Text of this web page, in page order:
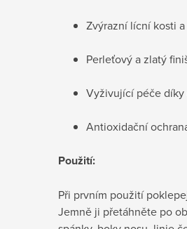
Zvýrazní lícní kosti
Perleťový a zlatý
Vyživující péče díky
Antioxidační
Použití:
Při prvním použití
Jemně ji přetáhněte po